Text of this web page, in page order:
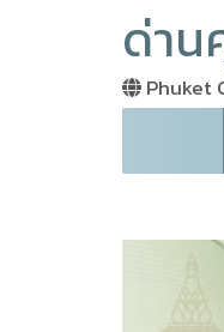
ด่าน
Phuket